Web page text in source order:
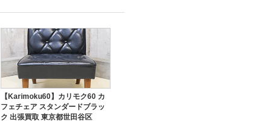
【Karimoku60】カリモク60 カ
フェチェア スタンダードブラッ
ク 出張買取 東京都世田谷区